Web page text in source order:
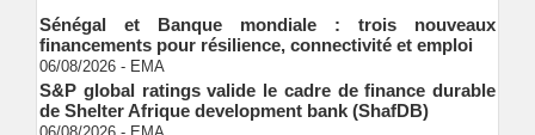
Sénégal et Banque mondiale : trois nouveaux
financements pour résilience, connectivité et emploi
06/08/2026 -EMA
S&P global ratings valide le cadre de finance durable
de Shelter Afrique development bank (ShafDB)
06/08/2026 -EMA